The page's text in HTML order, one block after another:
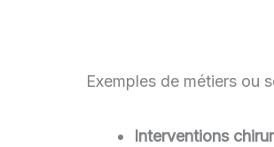
Exemples de métiers ou
Interventions